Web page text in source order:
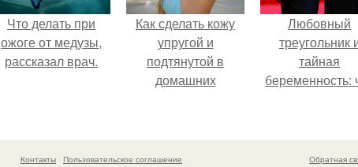
Что делать при
ожоге от медузы,
рассказал врач.
Как сделать кожу
упругой и
подтянутой в
домашних
Любовный
треугольник
тайная
беременность:
Михалкова?
Контакты Пользовательское соглашение Обратная